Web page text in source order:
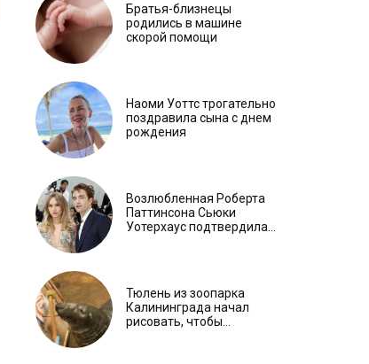
Братья-близнецы
родились в машине
скорой помощи
Наоми Уоттс трогательно
поздравила сына с днем
рождения
Возлюбленная Роберта
Паттинсона Сьюки
Уотерхаус подтвердила
Тюлень из зоопарка
Калининграда начал
рисовать, чтобы